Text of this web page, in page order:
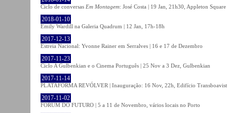
Ciclo de conversas Em Montagem: José Costa | 19 Jan, 21h30, Appleton Square
2018-01-10
Emily Wardill na Galeria Quadrum | 12 Jan, 17h-18h
2017-12-13
Estreia Nacional: Yvonne Rainer em Serralves | 16 e 17 de Dezembro
2017-11-23
Ciclo A Gulbenkian e o Cinema Português | 25 Nov a 3 Dez, Gulbenkian
2017-11-14
PLATAFORMA REVÓLVER | Inauguração: 16 Nov, 22h, Edifício
2017-11-02
FÓRUM DO FUTURO | 5 a 11 de Novembro, vários locais no Porto